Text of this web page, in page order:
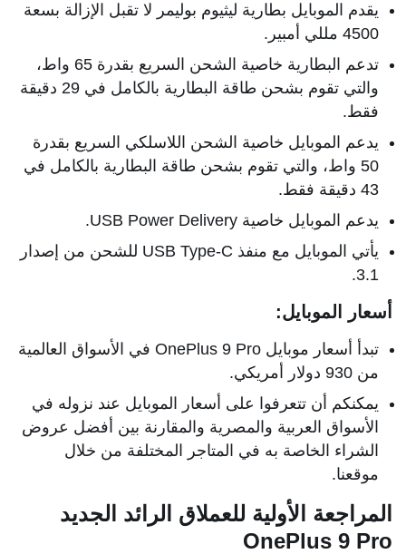
يقدم الموبايل بطارية ليثيوم بوليمر لا تقبل الإزالة بسعة
4500 مللي أمبير.
تدعم البطارية خاصية الشحن السريع بقدرة 65 واط،
والتي تقوم بشحن طاقة البطارية بالكامل في 29 دقيقة
فقط.
يدعم الموبايل خاصية الشحن اللاسلكي السريع بقدرة
50 واط، والتي تقوم بشحن طاقة البطارية بالكامل في
43 دقيقة فقط.
يدعم الموبايل خاصية USB Power Delivery.
يأتي الموبايل مع منفذ USB Type-C للشحن من إصدار
3.1.
أسعار الموبايل:
تبدأ أسعار موبايل OnePlus 9 Pro في الأسواق العالمية
من 930 دولار أمريكي.
يمكنكم أن تتعرفوا على أسعار الموبايل عند نزوله في
الأسواق العربية والمصرية والمقارنة بين أفضل عروض
الشراء الخاصة به في المتاجر المختلفة من خلال
موقعنا.
المراجعة الأولية للعملاق الرائد الجديد
OnePlus 9 Pro